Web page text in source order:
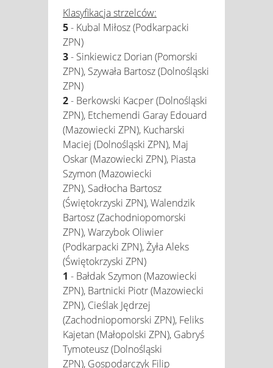
Klasyfikacja strzelców:
5- Kubal Miłosz (Podkarpacki
ZPN)
3- Sinkiewicz Dorian (Pomorski
ZPN), Szywała Bartosz (Dolnośląski
ZPN)
2- Berkowski Kacper (Dolnośląski
ZPN), Etchemendi Garay Edouard
(Mazowiecki ZPN), Kucharski
Maciej (Dolnośląski ZPN), Maj
Oskar (Mazowiecki ZPN), Piasta
Szymon (Mazowiecki
ZPN), Sadłocha Bartosz
(Świętokrzyski ZPN), Walendzik
Bartosz (Zachodniopomorski
ZPN), Warzybok Oliwier
(Podkarpacki ZPN), Żyła Aleks
(Świętokrzyski ZPN)
1 - Bałdak Szymon (Mazowiecki
ZPN), Bartnicki Piotr (Mazowiecki
ZPN), Cieślak Jędrzej
(Zachodniopomorski ZPN), Feliks
Kajetan (Małopolski ZPN), Gabryś
Tymoteusz (Dolnośląski
ZPN), Gospodarczyk Filip